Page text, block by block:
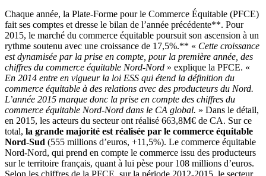
Chaque année, la Plate-Forme pour le Commerce Équitable (PFCE)
fait ses comptes et dresse le bilan de l’année précédente**. Pour
2015, le marché du commerce équitable poursuit son ascension à un
rythme soutenu avec une croissance de 17,5%.** « Cette croissance
est dynamisée par la prise en compte, pour la première année, des
chiffres du commerce équitable Nord-Nord » explique la PFCE. «
En 2014 entre en vigueur la loi ESS qui étend la définition du
commerce équitable à des relations avec des producteurs du Nord.
L’année 2015 marque donc la prise en compte des chiffres du
commerce équitable Nord-Nord dans le CA global. » Dans le détail,
en 2015, les acteurs du secteur ont réalisé 663,8M€ de CA. Sur ce
total, la grande majorité est réalisée par le commerce équitable
Nord-Sud (555 millions d’euros, +11,5%). Le commerce équitable
Nord-Nord, qui prend en compte le commerce issu des producteurs
sur le territoire français, quant à lui pèse pour 108 millions d’euros.